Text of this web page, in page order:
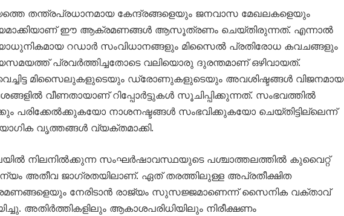
തന്ത്രപ്രധാനമായ കേന്ദ്രങ്ങളെയും ജനവാസ മേഖലകളെയും
ഈ ആക്രമണങ്ങൾ ആസൂത്രണം ചെയ്തിരുന്നത്. എന്നാൽ
റഡാർ സംവിധാനങ്ങളും മിസൈൽ പ്രതിരോധ കവചങ്ങളും
പ്രവർത്തിച്ചതോടെ വലിയൊരു ദുരന്തമാണ് ഒഴിവായത്.
മിസൈലുകളുടെയും ഡ്രോണുകളുടെയും അവശിഷ്ടങ്ങൾ വിജനമായ
വീണതായാണ് റിപ്പോർട്ടുകൾ സൂചിപ്പിക്കുന്നത്. സംഭവത്തിൽ
പരിക്കേൽക്കുകയോ നാശനഷ്ടങ്ങൾ സംഭവിക്കുകയോ ചെയ്തിട്ടില്ലെന്ന്
വൃത്തങ്ങൾ വ്യക്തമാക്കി.
നിലനിൽക്കുന്ന സംഘർഷാവസ്ഥയുടെ പശ്ചാത്തലത്തിൽ കുവൈറ്റ്
അതീവ ജാഗ്രതയിലാണ്. ഏത് തരത്തിലുള്ള അപ്രതീക്ഷിത
നേരിടാൻ രാജ്യം സുസജ്ജമാണെന്ന് സൈനിക വക്താവ്
അതിർത്തികളിലും ആകാശപരിധിയിലും നിരീക്ഷണം